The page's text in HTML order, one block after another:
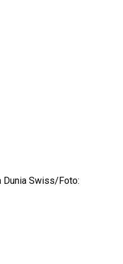
Dunia Swiss/Foto: